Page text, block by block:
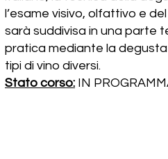
l’esame visivo, olfattivo e
sarà suddivisa in una parte
pratica mediante la
tipi di vino diversi.
Stato corso: IN